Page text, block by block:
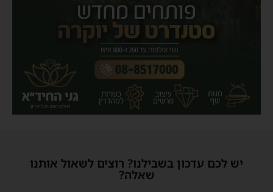
יש לכם עדכון בשבילנו? רוצים לשאול אותנו
שאלה?